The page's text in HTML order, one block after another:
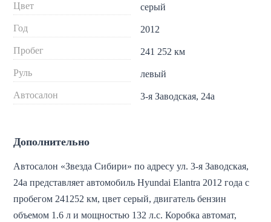
Цвет серый
Год 2012
Пробег 241 252 км
Руль левый
Автосалон 3-я Заводская, 24а
Дополнительно
Автосалон «Звезда Сибири» по адресу ул. 3-я Заводская,
24а представляет автомобиль Hyundai Elantra 2012 года с
пробегом 241252 км, цвет серый, двигатель бензин
объемом 1.6 л и мощностью 132 л.с. Коробка автомат,